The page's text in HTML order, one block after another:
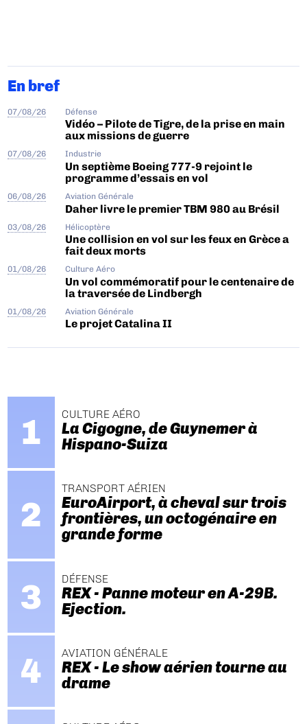
En bref
07/08/26 Défense
Vidéo – Pilote de Tigre, de la prise en main
aux missions de guerre
07/08/26 Industrie
Un septième Boeing 777-9 rejoint le
programme d’essais en vol
06/08/26 Aviation Générale
Daher livre le premier TBM 980 au Brésil
03/08/26 Hélicoptère
Une collision en vol sur les feux en Grèce a
fait deux morts
01/08/26 Culture Aéro
Un vol commémoratif pour le centenaire de
la traversée de Lindbergh
01/08/26 Aviation Générale
Le projet Catalina II
CULTURE AÉRO
La Cigogne, de Guynemer à
Hispano-Suiza
TRANSPORT AÉRIEN
EuroAirport, à cheval sur trois
frontières, un octogénaire en
grande forme
DÉFENSE
REX - Panne moteur en A-29B.
Ejection.
AVIATION GÉNÉRALE
REX - Le show aérien tourne au
drame